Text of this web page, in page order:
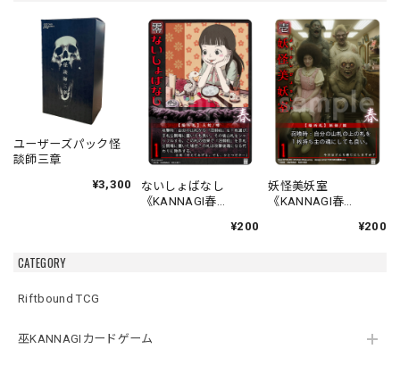
CATEGORY
Riftbound TCG
巫KANNAGIカードゲーム
ユーザーズパック怪
談師三章
¥3,300
ないしょばなし
《KANNAGI春
¥200
妖怪美妖室
《KANNAGI春
¥200